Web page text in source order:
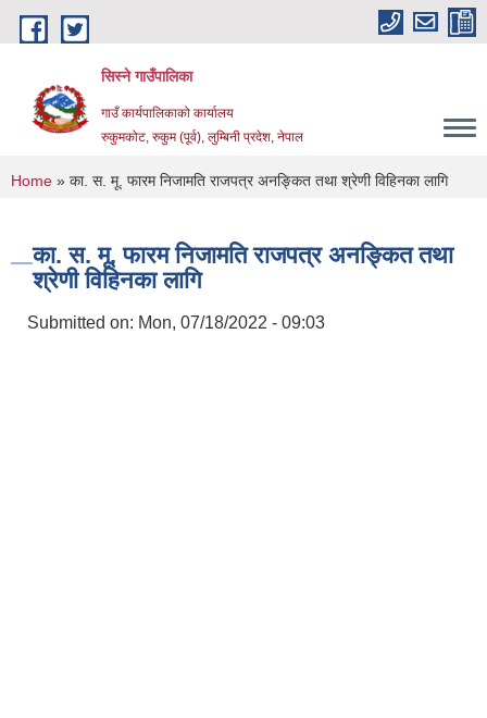
Skip to main content
सिस्ने गाउँपालिका
गाउँ कार्यपालिकाको कार्यालय
रुकुमकोट, रुकुम (पूर्व), लुम्बिनी प्रदेश, नेपाल
You are here
Home » का. स. मू. फारम निजामति राजपत्र अनङ्कित तथा श्रेणी विहिनका लागि
का. स. मू. फारम निजामति राजपत्र अनङ्कित तथा
श्रेणी विहिनका लागि
Submitted on: Mon, 07/18/2022 - 09:03